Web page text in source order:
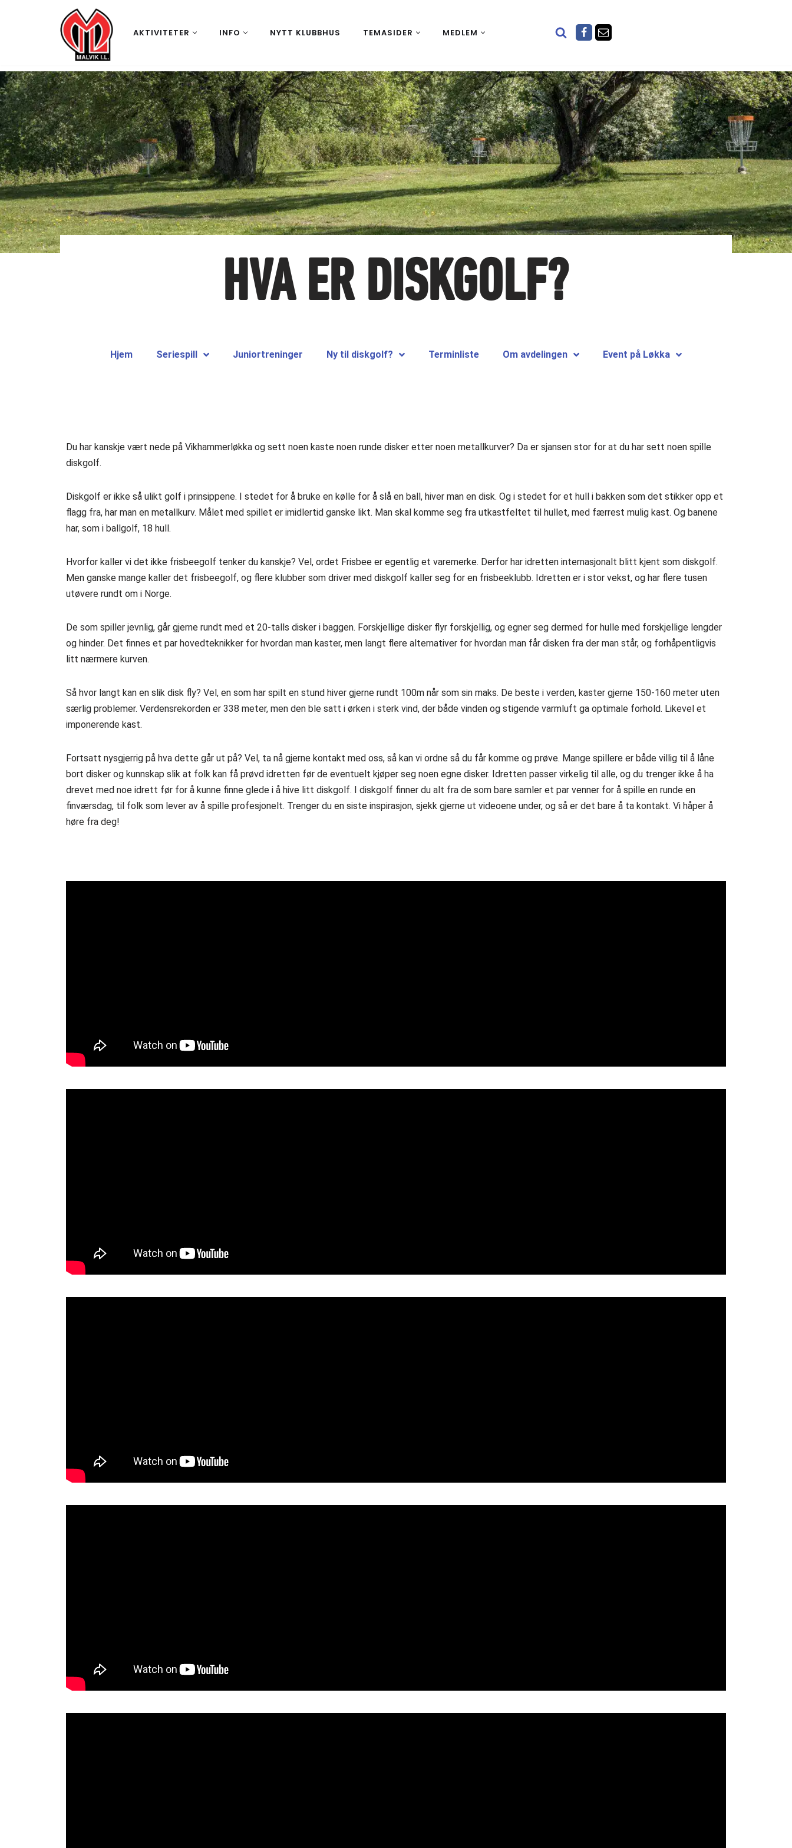
AKTIVITETER INFO NYTT KLUBBHUS TEMASIDER MEDLEM
HVA ER DISKGOLF?
Hjem Seriespill Juniortreninger Ny til diskgolf? Terminliste Om avdelingen Event på Løkka
Du har kanskje vært nede på Vikhammerløkka og sett noen kaste noen runde disker etter noen metallkurver? Da er sjansen stor for at du har sett noen spille
diskgolf.
Diskgolf er ikke så ulikt golf i prinsippene. I stedet for å bruke en kølle for å slå en ball, hiver man en disk. Og i stedet for et hull i bakken som det stikker opp et
flagg fra, har man en metallkurv. Målet med spillet er imidlertid ganske likt. Man skal komme seg fra utkastfeltet til hullet, med færrest mulig kast. Og banene
har, som i ballgolf, 18 hull.
Hvorfor kaller vi det ikke frisbeegolf tenker du kanskje? Vel, ordet Frisbee er egentlig et varemerke. Derfor har idretten internasjonalt blitt kjent som diskgolf.
Men ganske mange kaller det frisbeegolf, og flere klubber som driver med diskgolf kaller seg for en frisbeeklubb. Idretten er i stor vekst, og har flere tusen
utøvere rundt om i Norge.
De som spiller jevnlig, går gjerne rundt med et 20-talls disker i baggen. Forskjellige disker flyr forskjellig, og egner seg dermed for hulle med forskjellige lengder
og hinder. Det finnes et par hovedteknikker for hvordan man kaster, men langt flere alternativer for hvordan man får disken fra der man står, og forhåpentligvis
litt nærmere kurven.
Så hvor langt kan en slik disk fly? Vel, en som har spilt en stund hiver gjerne rundt 100m når som sin maks. De beste i verden, kaster gjerne 150-160 meter uten
særlig problemer. Verdensrekorden er 338 meter, men den ble satt i ørken i sterk vind, der både vinden og stigende varmluft ga optimale forhold. Likevel et
imponerende kast.
Fortsatt nysgjerrig på hva dette går ut på? Vel, ta nå gjerne kontakt med oss, så kan vi ordne så du får komme og prøve. Mange spillere er både villig til å låne
bort disker og kunnskap slik at folk kan få prøvd idretten før de eventuelt kjøper seg noen egne disker. Idretten passer virkelig til alle, og du trenger ikke å ha
drevet med noe idrett før for å kunne finne glede i å hive litt diskgolf. I diskgolf finner du alt fra de som bare samler et par venner for å spille en runde en
finværsdag, til folk som lever av å spille profesjonelt. Trenger du en siste inspirasjon, sjekk gjerne ut videoene under, og så er det bare å ta kontakt. Vi håper å
høre fra deg!